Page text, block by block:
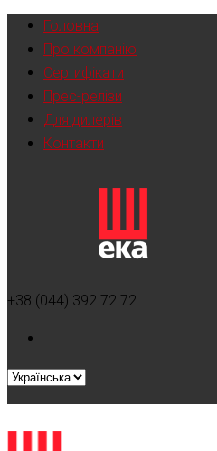
Головна
Про компанію
Сертифікати
Прес-релізи
Для дилерів
Контакти
+38 (044) 392 72 72